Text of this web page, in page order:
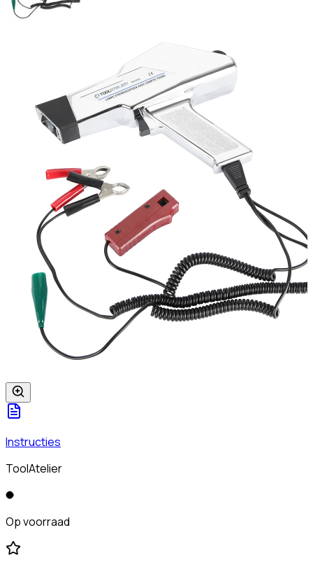
Instructies
ToolAtelier
Op voorraad